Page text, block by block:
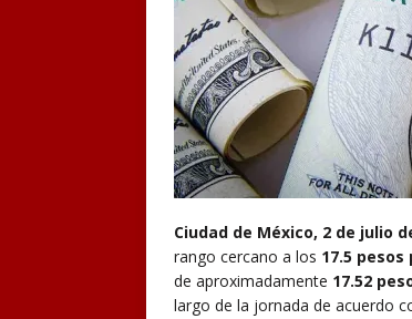
Ciudad de México, 2 de julio
rango cercano a los 17.5
de aproximadamente 17.52
largo de la jornada de acuerdo